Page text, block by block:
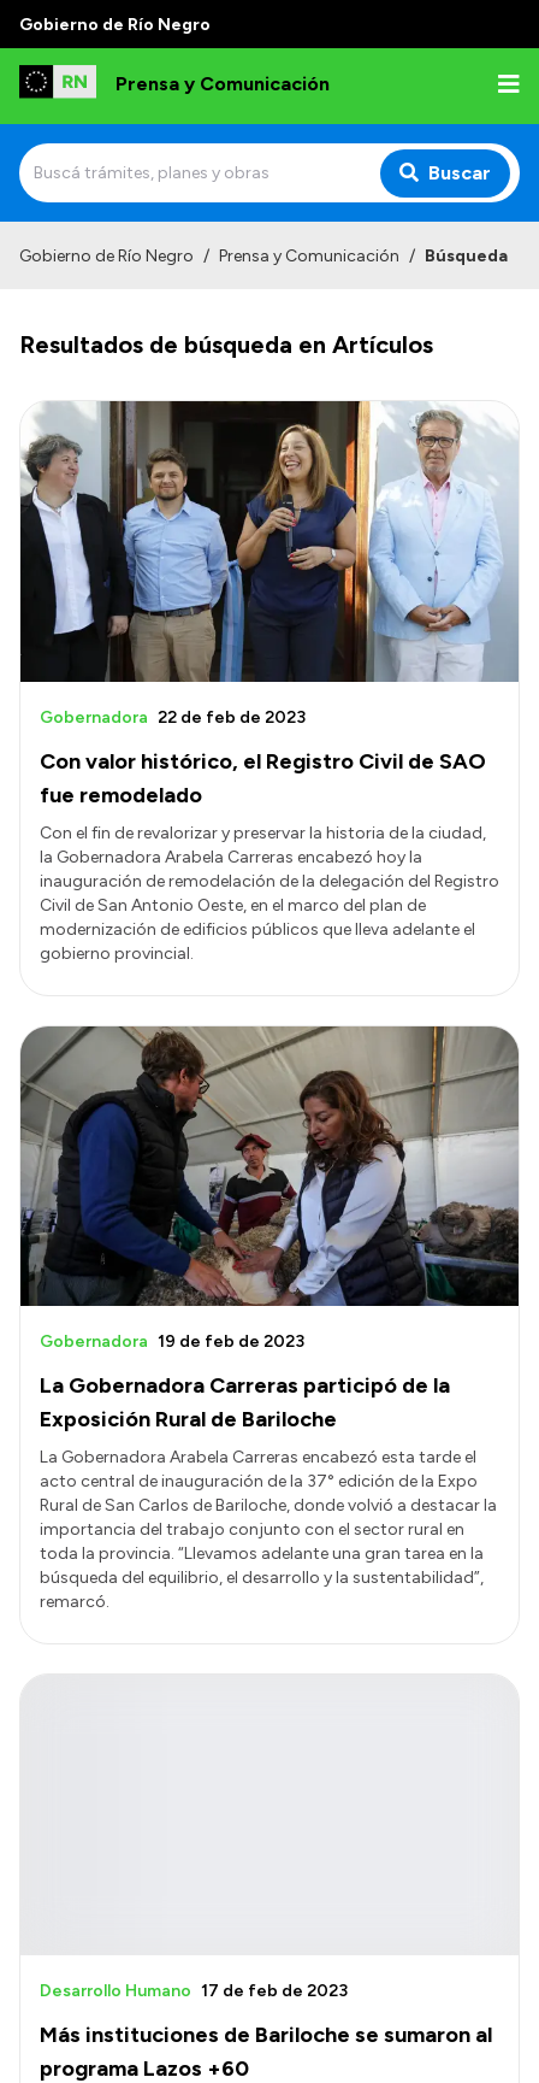
Gobierno de Río Negro
Prensa y Comunicación
Buscar
Autoridades
Referentes de prensa
Archivo de noticias
Transparencia
Presupuesto
Boletín Oficial
Compras y licitaciones
Consulta de expedientes
Convocatorias
Intranet
Login
Gobierno de Río Negro / Prensa y Comunicación / Búsqueda
Resultados de búsqueda en Artículos
Con valor histórico, el Registro Civil de SAO
fue remodelado
Gobernadora 22 de feb de 2023
Con el fin de revalorizar y preservar la historia de la ciudad,
la Gobernadora Arabela Carreras encabezó hoy la
inauguración de remodelación de la delegación del Registro
Civil de San Antonio Oeste, en el marco del plan de
modernización de edificios públicos que lleva adelante el
gobierno provincial.
La Gobernadora Carreras participó de la
Exposición Rural de Bariloche
Gobernadora 19 de feb de 2023
La Gobernadora Arabela Carreras encabezó esta tarde el
acto central de inauguración de la 37° edición de la Expo
Rural de San Carlos de Bariloche, donde volvió a destacar la
importancia del trabajo conjunto con el sector rural en
toda la provincia. “Llevamos adelante una gran tarea en la
búsqueda del equilibrio, el desarrollo y la sustentabilidad”,
remarcó.
Más instituciones de Bariloche se sumaron al
programa Lazos +60
Desarrollo Humano 17 de feb de 2023